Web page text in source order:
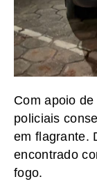
Com apoio
policiais
em flagrante.
encontrado
fogo.